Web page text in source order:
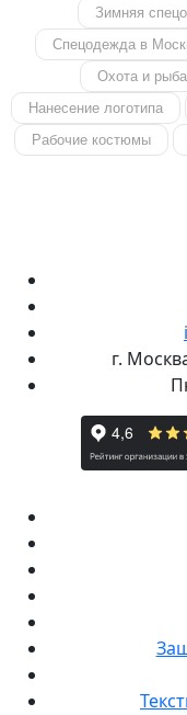
Зимняя
Спецодежда в
Охота и
Нанесение логотипа
Рабочие костюмы
г.